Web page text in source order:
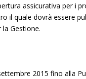
assicurativa per i
il quale dovrà essere
Gestione.
2015 fino alla